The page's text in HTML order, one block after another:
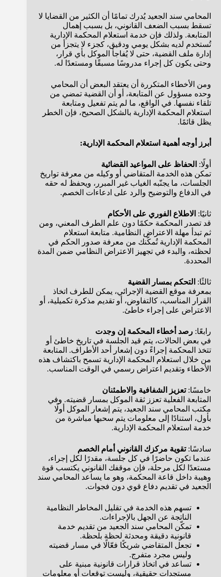
المحامي سند الجعيد يُدرك تمامًا أن الكثير من القضايا لا
تسقط بسبب الضعف القانوني، بل بسبب إهمال
المتابعة. ولذلك فإن خدمة استعلام المحكمة الإدارية
تُستخدم لديه بشكل يومي ودقيق، كجزء لا يتجزأ من
إدارة ملف القضية، حتى لا يُفاجأ الموكل بأي قرار،
وحتى يكون كل إجراء مدروسًا مسبقًا ومستعدًا له.
ومن الأخطاء المتكررة أن يعتقد البعض أن المحامي
وحده مسؤول عن المتابعة، أو أن القضية تمضي من
تلقاء نفسها. في الواقع، ما لم يتم تفعيل ومتابعة
استعلام المحكمة الإدارية بالشكل الصحيح، فإن الخطر
يظل قائمًا.
أبرز أوجه أهمية استعلام المحكمة الإدارية:
أولًا: الحفاظ على المواعيد القضائية
تمكن هذه الخدمة المتقاضي أو وكيله من معرفة تواريخ
الجلسات، ما يجنّبه الغياب غير المبرر، ويحفظ له حقه
في الدفاع والتوضيح والرد على ادعاءات الخصم.
ثانيًا: الاطلاع الفوري على الأحكام
قد تصدر المحكمة حكمًا دون علم الطرف المعني، ومن
ثم تبدأ مهلة الاعتراض النظامية. متابعة استعلام
المحكمة الإدارية تُمكّنك من معرفة صدور الحكم في
لحظته، والبدء في تجهيز الاعتراض النظامي ضمن المدة
المحددة.
ثالثًا: التحكم بمسار القضية
بمعرفة موقع القضية الإجرائي، يمكن للطرف اتخاذ
القرار المناسب، كالتفاوض، أو تقديم مذكرة تكميلية، أو
الاعتراض على إجراء خاطئ.
رابعًا: رصد أخطاء المحكمة إن وجدت
في بعض الحالات، يتم قيد الجلسة في تاريخ خاطئ أو
تتخذ المحكمة إجراءً دون إشعار أحد الأطراف. المتابعة
من خلال استعلام المحكمة الإدارية تسمح باكتشاف هذه
الأخطاء وتقديم اعتراض رسمي في الوقت المناسب.
خامسًا:تعزيز الشفافية والاطمئنان
المتابعة الفعلية تعزز ثقة الموكل بمسار قضيته. وفي
مكتب المحامي سند الجعيد، يتم إشعار الموكل أولًا
بأول، استنادًا إلى معلومات يتم سحبها مباشرة من
خدمة استعلام المحكمة الإدارية.
سادسًا:تقوية مركزك القانوني أمام الخصم
عندما تكون حاضرًا في كل جلسة، مقدرًا لكل إجراء،
مستعدًا لكل مرحلة، فإن موقفك القانوني يكتسب قوة
وهيبة داخل قاعة المحكمة، وهو ما يساعد المحامي سند
الجعيد في تقديم دفاع قوي دون فجوات.
تسهم هذه الخدمة في تقليل المخاطر النظامية
الناتجة عن الجهل بالإجراءات.
تمكّن المحامي سند الجعيد من تقديم خدمة
قانونية دقيقة ومحدثة لحظة بلحظة.
تجعل المتقاضي شريكًا فعّالًا في مسار قضيته
وليس مجرد متفرج.
تساعد في اتخاذ قرارات قانونية مبنية على
مستجدات حقيقية، وليست توقعات أو معلومات